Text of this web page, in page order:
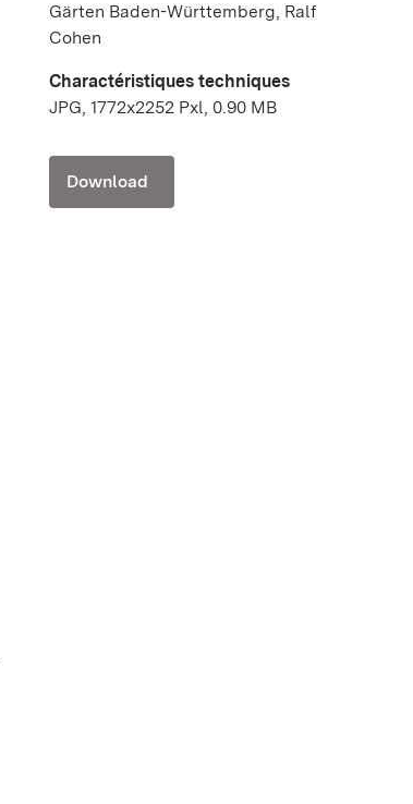
Gärten Baden-Württemberg, Ralf
Cohen
Charactéristiques techniques
JPG, 1772x2252 Pxl, 0.90 MB
Download